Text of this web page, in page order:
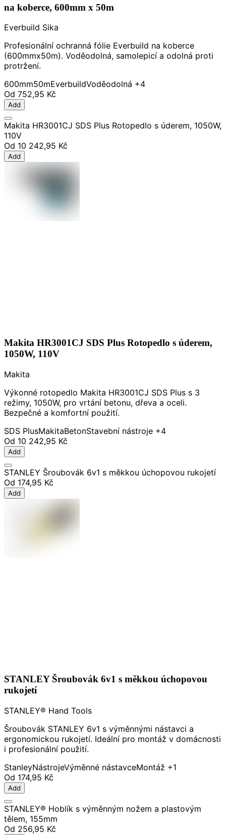
na koberce, 600mm x 50m
Everbuild Sika
Profesionální ochranná fólie Everbuild na koberce
(600mmx50m). Voděodolná, samolepicí a odolná proti
protržení.
600mm50mEverbuildVoděodolná +4
Od 752,95 Kč
Add
Makita HR3001CJ SDS Plus Rotopedlo s úderem, 1050W,
110V
Od 10 242,95 Kč
Add
Makita HR3001CJ SDS Plus Rotopedlo s úderem,
1050W, 110V
Makita
Výkonné rotopedlo Makita HR3001CJ SDS Plus s 3
režimy, 1050W, pro vrtání betonu, dřeva a oceli.
Bezpečné a komfortní použití.
SDS PlusMakitaBetonStavební nástroje +4
Od 10 242,95 Kč
Add
STANLEY Šroubovák 6v1 s měkkou úchopovou rukojetí
Od 174,95 Kč
Add
STANLEY Šroubovák 6v1 s měkkou úchopovou
rukojetí
STANLEY® Hand Tools
Šroubovák STANLEY 6v1 s výměnnými nástavci a
ergonomickou rukojetí. Ideální pro montáž v domácnosti
i profesionální použití.
StanleyNástrojeVýměnné nástavceMontáž +1
Od 174,95 Kč
Add
STANLEY® Hoblík s výměnným nožem a plastovým
tělem, 155mm
Od 256,95 Kč